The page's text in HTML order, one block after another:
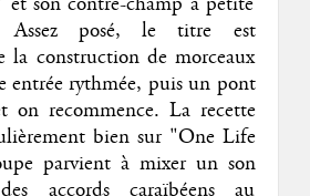
Assez posé, le titre est
la construction de morceaux
entrée rythmée, puis un pont
on recommence. La recette
bien sur "One Life
parvient à mixer un son
accords caraïbéens au